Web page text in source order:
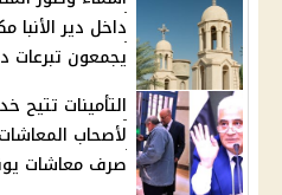
داخل دير الأنبا
يجمعون
التأمينات تتيح
لأصحاب
صرف معاشات